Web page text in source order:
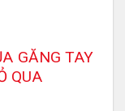
GĂNG TAY
QUA